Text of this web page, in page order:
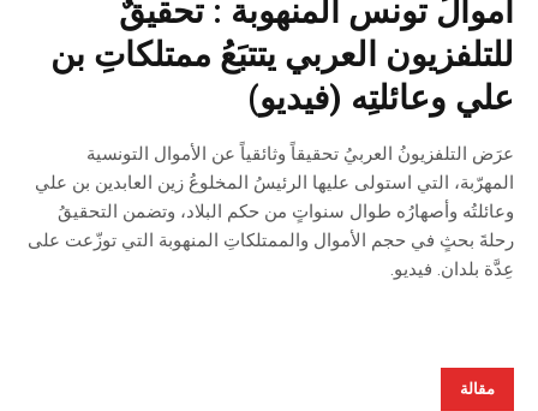
أموالُ تونس المنهوبة : تحقيقٌ
للتلفزيون العربي يتتبَعُ ممتلكاتِ بن
علي وعائلتِه (فيديو)
عرَض التلفزيونُ العربيُ تحقيقاً وثائقياً عن الأموال التونسية
المهرّبة، التي استولى عليها الرئيسُ المخلوعُ زين العابدين بن علي
وعائلتُه وأصهارُه طوال سنواتٍ من حكم البلاد، وتضمن التحقيقُ
رحلةَ بحثٍ في حجم الأموال والممتلكاتِ المنهوبة التي توزّعت على
عِدَّة بلدان. فيديو.
مقالة